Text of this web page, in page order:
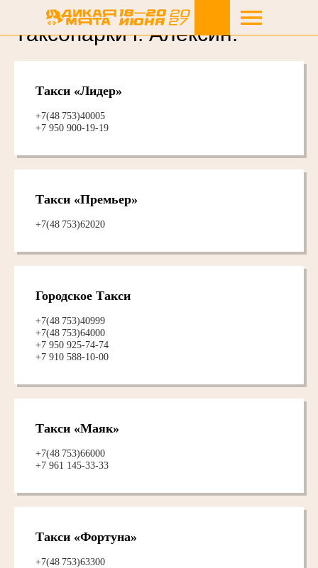
Таксопарки г. Алексин:
Такси «Лидер»
+7(48 753)40005
+7 950 900-19-19
Такси «Премьер»
+7(48 753)62020
Городское Такси
+7(48 753)40999
+7(48 753)64000
+7 950 925-74-74
+7 910 588-10-00
Такси «Маяк»
+7(48 753)66000
+7 961 145-33-33
Такси «Фортуна»
+7(48 753)63300